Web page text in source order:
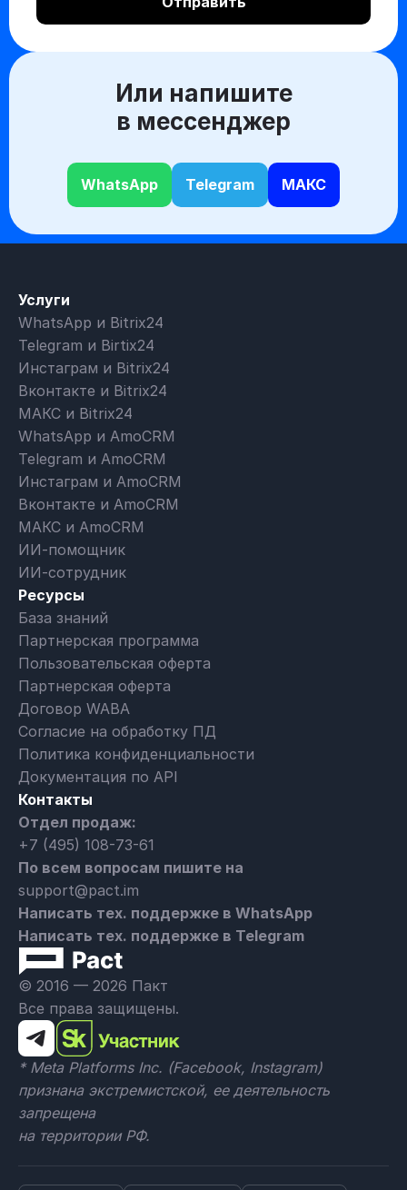
Или напишите
в мессенджер
WhatsApp Telegram МАКС
© 2016 — 2026 Пакт
Все права защищены.
* Meta Platforms Inc. (Facebook, Instagram)
признана экстремистской, ее деятельность
запрещена
на территории РФ.
Услуги
WhatsApp и Bitrix24
Telegram и Birtix24
Инстаграм и Bitrix24
Вконтакте и Bitrix24
МАКС и Bitrix24
WhatsApp и AmoCRM
Telegram и AmoCRM
Инстаграм и AmoCRM
Вконтакте и AmoCRM
МАКС и AmoCRM
ИИ-помощник
ИИ-сотрудник
Ресурсы
База знаний
Партнерская программа
Пользовательская оферта
Партнерская оферта
Договор WABA
Согласие на обработку ПД
Политика конфиденциальности
Документация по API
Контакты
Отдел продаж:
+7 (495) 108-73-61
По всем вопросам пишите на
support@pact.im
Написать тех. поддержке в WhatsApp
Написать тех. поддержке в Telegram